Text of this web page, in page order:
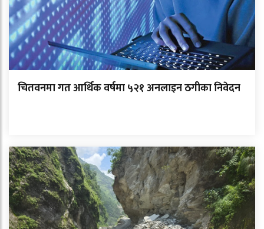
चितवनमा गत आर्थिक वर्षमा ५२१ अनलाइन ठगीका निवेदन